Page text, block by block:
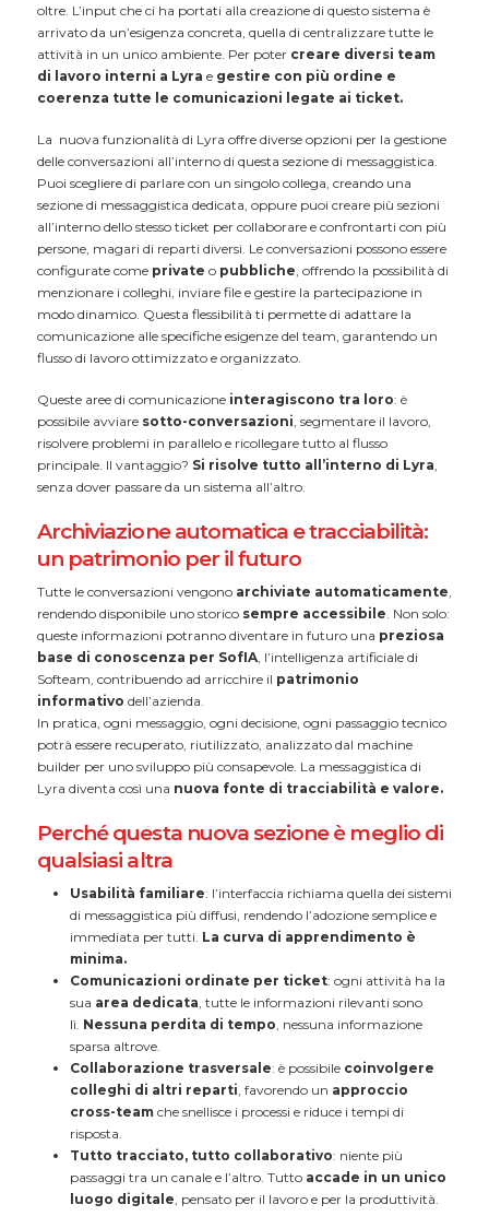
oltre. L’input che ci ha portati alla creazione di questo sistema è
arrivato da un’esigenza concreta, quella di centralizzare tutte le
attività in un unico ambiente. Per potercreare diversi team
di lavoro interni a Lyra e gestire con più ordine e
coerenza tutte le comunicazioni legate ai ticket.
La nuova funzionalità di Lyra offre diverse opzioni per la gestione
delle conversazioni all’interno di questa sezione di messaggistica.
Puoi scegliere di parlare con un singolo collega, creando una
sezione di messaggistica dedicata, oppure puoi creare più sezioni
all’interno dello stesso ticket per collaborare e confrontarti con più
persone, magari di reparti diversi. Le conversazioni possono essere
configurate come private o pubbliche , offrendo la possibilità di
menzionare i colleghi, inviare file e gestire la partecipazione in
modo dinamico. Questa flessibilità ti permette di adattare la
comunicazione alle specifiche esigenze del team, garantendo un
flusso di lavoro ottimizzato e organizzato.
Queste aree di comunicazione interagiscono tra loro: è
possibile avviare sotto-conversazioni , segmentare il lavoro,
risolvere problemi in parallelo e ricollegare tutto al flusso
principale. Il vantaggio? Si risolve tutto all’interno di Lyra
senza dover passare da un sistema all’altro.
Archiviazione automatica e tracciabilità:
un patrimonio per il futuro
Tutte le conversazioni vengono archiviate automaticamente
rendendo disponibile uno storico sempre accessibile . Non solo:
queste informazioni potranno diventare in futuro una preziosa
base di conoscenza per SofIA, l’intelligenza artificiale di
Softeam, contribuendo ad arricchire il patrimonio
informativo dell’azienda.
In pratica, ogni messaggio, ogni decisione, ogni passaggio tecnico
potrà essere recuperato, riutilizzato, analizzato dal machine
builder per uno sviluppo più consapevole. La messaggistica di
Lyra diventa così una nuova fonte di tracciabilità e valore.
Perché questa nuova sezione è meglio di
qualsiasi altra
Usabilità familiare: l’interfaccia richiama quella dei sistemi
di messaggistica più diffusi, rendendo l’adozione semplice e
immediata per tutti. La curva di apprendimento è
minima.
Comunicazioni ordinate per ticket: ogni attività ha la
sua area dedicata , tutte le informazioni rilevanti sono
lì. Nessuna perdita di tempo , nessuna informazione
sparsa altrove.
Collaborazione trasversale: è possibile coinvolgere
colleghi di altri reparti , favorendo un approccio
cross-team che snellisce i processi e riduce i tempi di
risposta.
Tutto tracciato, tutto collaborativo: niente più
passaggi tra un canale e l’altro. Tutto accade in un unico
luogo digitale , pensato per il lavoro e per la produttività.